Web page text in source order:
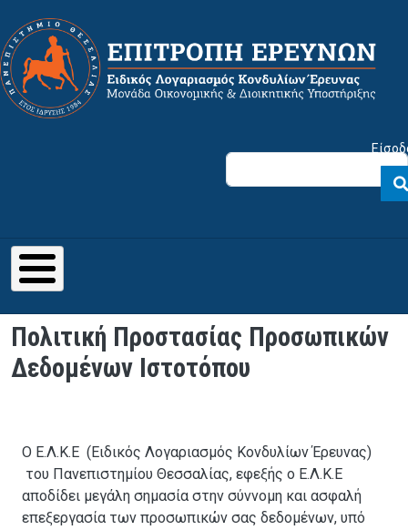
Πολιτική Προστασίας Προσωπικών
Δεδομένων Ιστοτόπου
Ο Ε.Λ.Κ.Ε (Ειδικός Λογαριασμός Κονδυλίων Έρευνας)
του Πανεπιστημίου Θεσσαλίας, εφεξής ο Ε.Λ.Κ.Ε
αποδίδει μεγάλη σημασία στην σύννομη και ασφαλή
επεξεργασία των προσωπικών σας δεδομένων, υπό